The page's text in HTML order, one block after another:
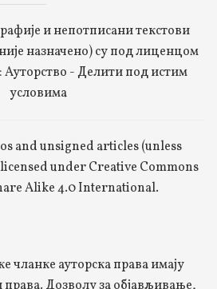
и непотписани текстови
назначено) су под лиценцом
Ауторство - Делити под истим
условима
and unsigned articles (unless
under Creative Commons
Alike 4.0 International.
чланке ауторска права имају